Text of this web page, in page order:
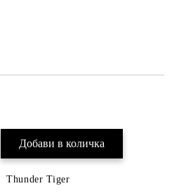
Thunder Tiger